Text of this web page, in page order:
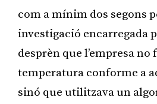
com a mínim dos segons
investigació encarregada
desprèn que l’empresa
temperatura conforme a
sinó que utilitzava un